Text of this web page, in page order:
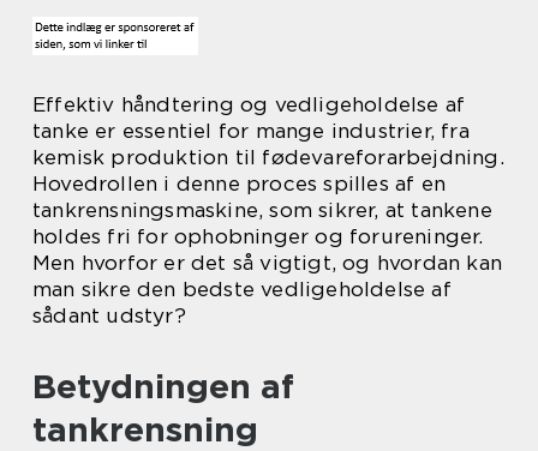
Effektiv håndtering og vedligeholdelse af
tanke er essentiel for mange industrier, fra
kemisk produktion til fødevareforarbejdning.
Hovedrollen i denne proces spilles af en
tankrensningsmaskine, som sikrer, at tankene
holdes fri for ophobninger og forureninger.
Men hvorfor er det så vigtigt, og hvordan kan
man sikre den bedste vedligeholdelse af
sådant udstyr?
Betydningen af
tankrensning